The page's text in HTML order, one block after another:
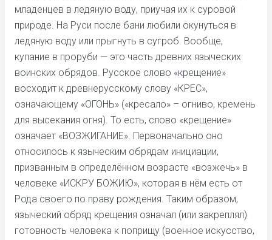
младенцев в ледяную воду, приучая их к суровой
природе. На Руси после бани любили окунуться в
ледяную воду или прыгнуть в сугроб. Вообще,
купание в проруби — это часть древних языческих
воинских обрядов. Русское слово «крещение»
восходит к древнерусскому слову «КРЕС»,
означающему «ОГОНЬ» («кресало» – огниво, кремень
для высекания огня). То есть, слово «крещение»
означает «ВОЗЖИГАНИЕ». Первоначально оно
относилось к языческим обрядам инициации,
призванным в определённом возрасте «возжечь» в
человеке «ИСКРУ БОЖИЮ», которая в нём есть от
Рода своего по праву рождения. Таким образом,
языческий обряд крещения означал (или закреплял)
готовность человека к поприщу (военное искусство,